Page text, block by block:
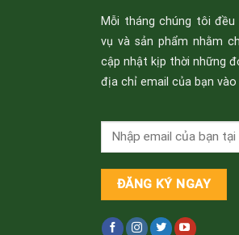
Mỗi tháng chúng tôi
vụ và sản phẩm nhằm
cập nhật kịp thời những
địa chỉ email của bạn vào